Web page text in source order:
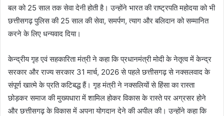
बल को 25 साल तक सेवा देनी होती है। उन्होंने भारत की राष्ट्रपति महोदया को भी
छत्तीसगढ़ पुलिस की 25 साल की सेवा, समर्पण, त्याग और बलिदान को सम्मानित
करने के लिए धन्यवाद दिया।
केन्द्रीय गृह एवं सहकारिता मंत्री ने कहा कि प्रधानमंत्री मोदी के नेतृत्व में केन्द्र
सरकार और राज्य सरकार 31 मार्च, 2026 से पहले छत्तीसगढ़ से नक्सलवाद के
संपूर्ण खात्मे के प्रति कटिबद्ध हैं। गृह मंत्री ने नक्सलियों से हिंसा का रास्ता
छोड़कर समाज की मुख्यधारा में शामिल होकर विकास के रास्ते पर अग्रसर होने
और छत्तीसगढ़ के विकास में अपना योगदान देने की अपील की। उन्होंने कहा कि